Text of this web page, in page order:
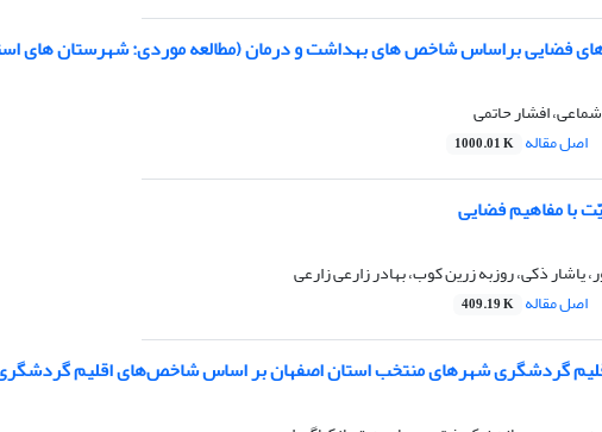
های فضایی براساس شاخص های بهداشت و درمان (مطالعه موردی: شهرستان های
افشار حاتمی
اصل مقاله 1000.01 K
با مفاهیم فضایی
یاشار ذکی، روزبه زرین کوب، بهادر زارعی زارعی
اصل مقاله 409.19 K
گردشگری شهرهای منتخب استان اصفهان بر اساس شاخص‌های اقلیم